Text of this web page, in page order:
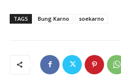
TAGS Bung Karno soekarno